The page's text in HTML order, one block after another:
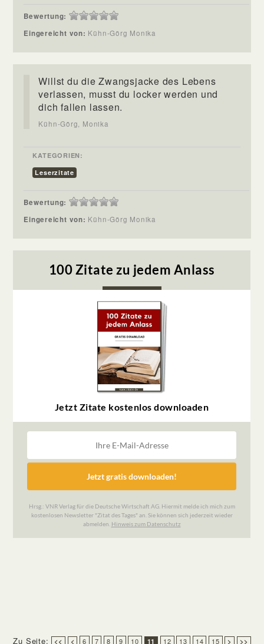
Bewertung:
Eingereicht von: Kühn-Görg Monika
Willst du die Zwangsjacke des Lebens
verlassen, musst du locker werden und
dich fallen lassen.
Kühn-Görg, Monika
KATEGORIEN:
Leserzitate
Bewertung:
Eingereicht von: Kühn-Görg Monika
Zu Seite: << < 6 7 8 9 10 11 12 13 14 15 > >>